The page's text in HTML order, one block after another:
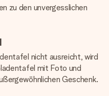
zu den unvergesslichen
nicht ausreicht, wird
mit Foto und
Geschenk.